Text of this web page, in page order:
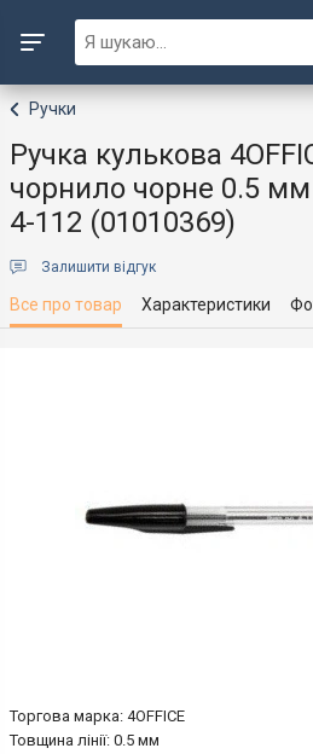
Ручки
Ручка кулькова
чорнило чорне 0.5
4-112 (01010369)
Залишити відгук
Все про товар Характеристики
Торгова марка: 4OFFICE
Товщина лінії: 0.5 мм